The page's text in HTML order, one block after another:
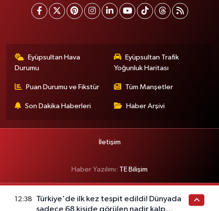
Eyüpsultan Hava
Durumu
Eyüpsultan Trafik
Yoğunluk Haritası
Puan Durumu ve Fikstür Tüm Manşetler
Son Dakika Haberleri Haber Arşivi
İletişim
Haber Yazılımı: TE Bilişim
12:38
Türkiye'de ilk kez tespit edildi! Dünyada
sadece 68 kişide görülen nadir kalp